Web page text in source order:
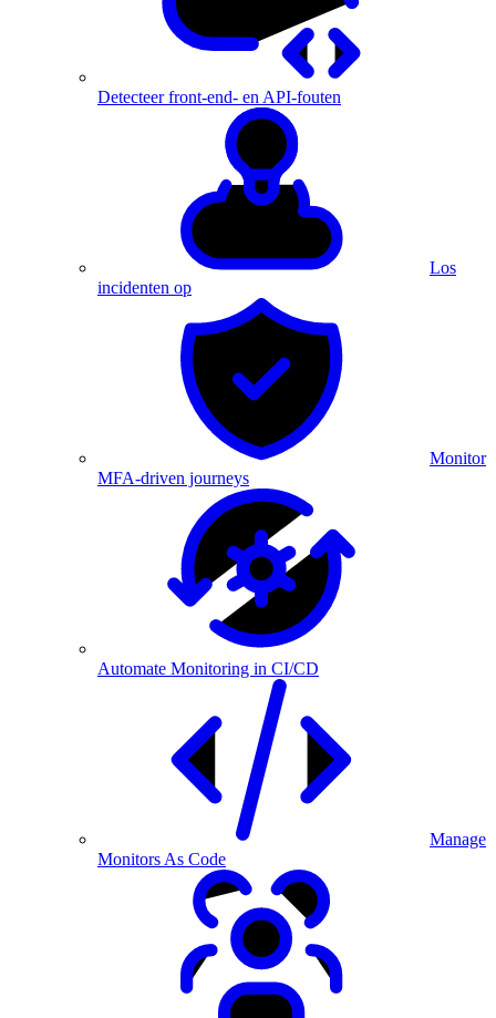
Detecteer front-end- en API-fouten
Los
incidenten op
Monitor
MFA-driven journeys
Automate Monitoring in CI/CD
Manage
Monitors As Code